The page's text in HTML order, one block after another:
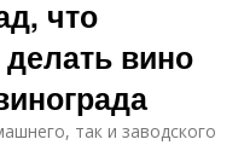
что
вино
так и заводского